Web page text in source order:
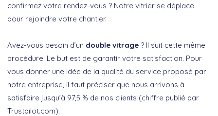
confirmez votre rendez-vous ? Notre vitrier se déplace
pour rejoindre votre chantier.
Avez-vous besoin d’un double vitrage ? Il suit cette même
procédure. Le but est de garantir votre satisfaction. Pour
vous donner une idée de la qualité du service proposé par
notre entreprise, il faut préciser que nous arrivons à
satisfaire jusqu’à 97,5 % de nos clients (chiffre publié par
Trustpilot.com).